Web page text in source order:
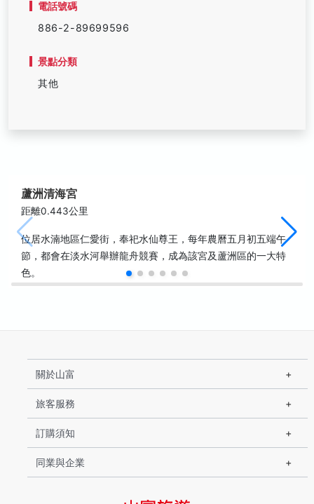
電話號碼
886-2-89699596
景點分類
其他
蘆洲清海宮
距離0.443公里
位居水湳地區仁愛街，奉祀水仙尊王，每年農曆五月初五端午
節，都會在淡水河舉辦龍舟競賽，成為該宮及蘆洲區的一大特
色。
關於山富
旅客服務
訂購須知
同業與企業